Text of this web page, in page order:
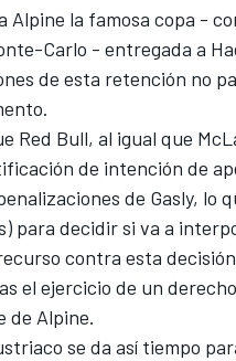
Alpine la famosa copa -
Carlo - entregada a
de esta retención no
Red Bull, al igual que
de intención de
de Gasly, lo
para decidir si va a
contra esta
el ejercicio de un
de Alpine.
se da así tiempo